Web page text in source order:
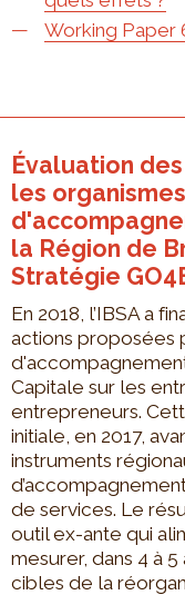
Working Paper
Évaluation
les
la Région de
Stratégie
En 2018, l’IBSA a
actions proposées
Capitale sur les
entrepreneurs.
initiale, en 2017,
instruments
de services. Le
outil ex-ante qui
mesurer, dans 4 à
cibles de la